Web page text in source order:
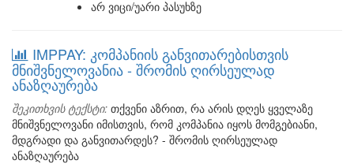
არ ვიცი/უარი პასუხზე
IMPPAY: კომპანიის განვითარებისთვის
მნიშვნელოვანია - შრომის ღირსეულად
ანაზღაურება
შეკითხვის ტექსტი: თქვენი აზრით, რა არის დღეს ყველაზე
მნიშვნელოვანი იმისთვის, რომ კომპანია იყოს მომგებიანი,
მდგრადი და განვითარდეს? - შრომის ღირსეულად
ანაზღაურება